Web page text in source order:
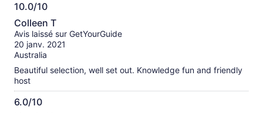
10.0/10
10.0
sur
10
Colleen T
Avis laissé sur GetYourGuide
20 janv. 2021
Australia
Beautiful selection, well set out. Knowledge fun and friendly
host
6.0/10